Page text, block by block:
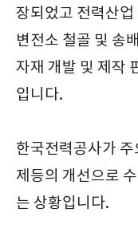
장되었고 전력산
변전소 철골 및 송
자재 개발 및 제작
입니다.
한국전력공사가 주
제등의 개선으로
는 상황입니다.